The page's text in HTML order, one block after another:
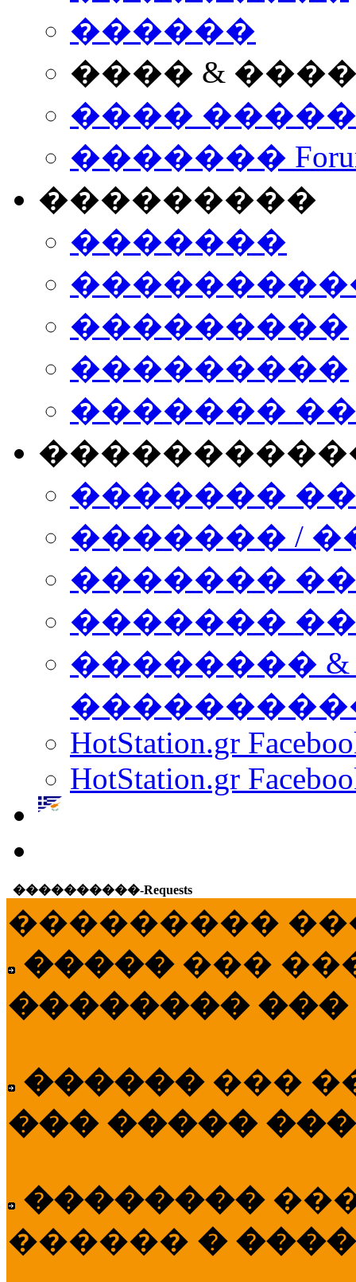
������
���� &
����
�������
���������
�������
���������
���������
�������
�������
������� /
�������
������� ���
��������
HotStation.gr
HotStation.gr
����������-Requests
���������
����� ���
�������� ���
������ ���
��� �����
��������
������ �